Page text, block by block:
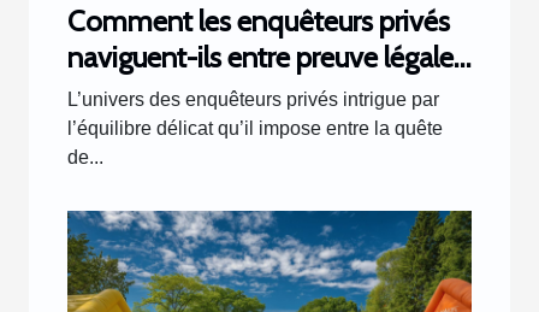
Comment les enquêteurs privés
naviguent-ils entre preuve légale
et respect de la vie privée ?
L’univers des enquêteurs privés intrigue par
l’équilibre délicat qu’il impose entre la quête
de...